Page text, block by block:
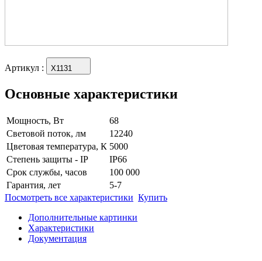
Артикул : X1131
Основные характеристики
Мощность, Вт
68
Световой поток, лм
12240
Цветовая температура, К 5000
Степень защиты - IP
IP66
Срок службы, часов
100 000
Гарантия, лет
5-7
Посмотреть все характеристики Купить
Дополнительные картинки
Характеристики
Документация